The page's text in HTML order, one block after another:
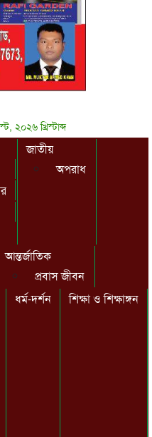
২০২৬ খ্রিস্টাব্দ
জাতীয়
অপরাধ
আন্তর্জাতিক
প্রবাস জীবন
ধর্ম-দর্শন শিক্ষা ও শিক্ষাঙ্গন